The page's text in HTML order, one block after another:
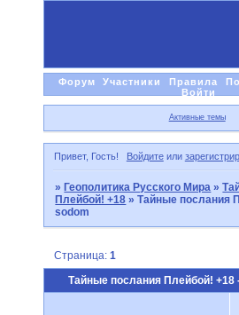
Форум Участники Правила
Войти
Активные темы
Привет, Гость! Войдитеили
»Геополитика Русского Мира »
Плейбой! +18 »Тайные послания
sodom
Тайные послания Плейбой! +18
Страница:1